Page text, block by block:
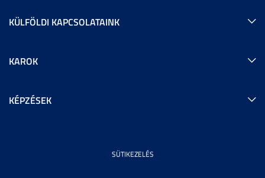
KÜLFÖLDI KAPCSOLATAINK
KAROK
KÉPZÉSEK
SÜTIKEZELÉS